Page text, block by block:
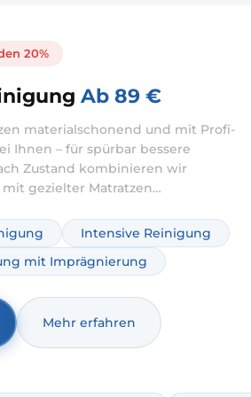
20%
Ab 89 €
materialschonend und mit Profi-
Ihnen – für spürbar bessere
Zustand kombinieren wir
gezielter Matratzen
Ideal, wenn Sie Ihre Matratze
lassen möchten – ohne unnötige
Dokumentation.
Intensive Reinigung
mit Imprägnierung
Mehr erfahren